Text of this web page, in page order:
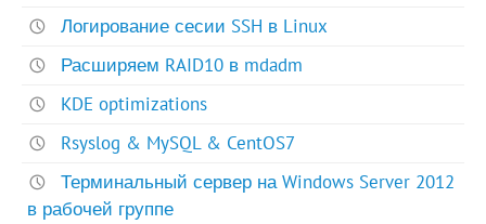
Логирование сесии SSH в Linux
Расширяем RAID10 в mdadm
KDE optimizations
Rsyslog & MySQL & CentOS7
Терминальный сервер на Windows Server 2012
в рабочей группе